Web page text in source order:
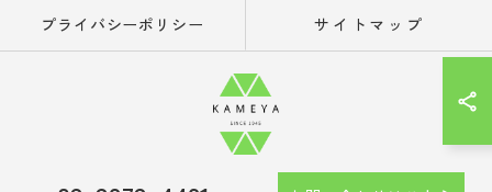
プライバシーポリシー サイトマップ